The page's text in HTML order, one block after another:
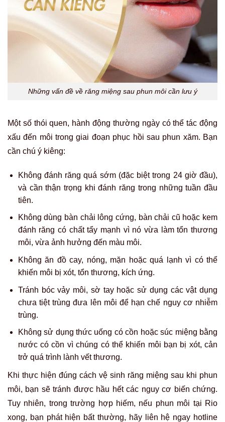
Những vấn đề về răng miệng sau phun môi cần lưu ý
Một số thói quen, hành động thường ngày có thể tác động
xấu đến môi trong giai đoạn phục hồi sau phun xăm. Bạn
cần chú ý kiêng:
Không đánh răng quá sớm (đặc biệt trong 24 giờ đầu),
và cần thận trọng khi đánh răng trong những tuần đầu
tiên.
Không dùng bàn chải lông cứng, bàn chải cũ hoặc kem
đánh răng có chất tẩy mạnh vì nó vừa làm tổn thương
môi, vừa ảnh hưởng đến màu môi.
Không ăn đồ cay, nóng, mặn hoặc quá lạnh vì có thể
khiến môi bị xót, tổn thương, kích ứng.
Tránh bóc vảy môi, sờ tay hoặc sử dụng các vật dụng
chưa tiệt trùng đưa lên môi để hạn chế nguy cơ nhiễm
trùng.
Không sử dụng thức uống có cồn hoặc súc miệng bằng
nước có cồn vì chúng có thể khiến môi bạn bị xót, cản
trở quá trình lành vết thương.
Khi thực hiện đúng cách vệ sinh răng miệng sau khi phun
môi, bạn sẽ tránh được hầu hết các nguy cơ biến chứng.
Tuy nhiên, trong trường hợp hiếm, nếu phun môi tại Rio
xong, bạn phát hiện bất thường, hãy liên hệ ngay hotline